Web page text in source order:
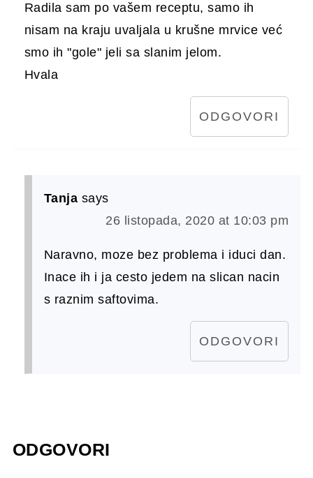
Radila sam po vašem receptu, samo ih
nisam na kraju uvaljala u krušne mrvice već
smo ih "gole" jeli sa slanim jelom.
Hvala
ODGOVORI
Tanja says
26 listopada, 2020 at 10:03 pm
Naravno, moze bez problema i iduci dan.
Inace ih i ja cesto jedem na slican nacin
s raznim saftovima.
ODGOVORI
ODGOVORI